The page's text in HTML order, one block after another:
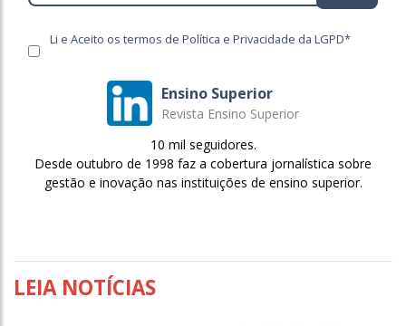
Li e Aceito os termos de Política e Privacidade da LGPD*
Ensino Superior
Revista Ensino Superior
10 mil seguidores.
Desde outubro de 1998 faz a cobertura jornalística sobre
gestão e inovação nas instituições de ensino superior.
LEIA NOTÍCIAS